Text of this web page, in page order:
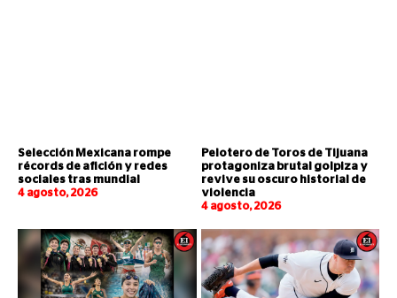
Selección Mexicana rompe
récords de afición y redes
sociales tras mundial
4 agosto, 2026
Pelotero de Toros de Tijuana
protagoniza brutal golpiza y
revive su oscuro historial de
violencia
4 agosto, 2026